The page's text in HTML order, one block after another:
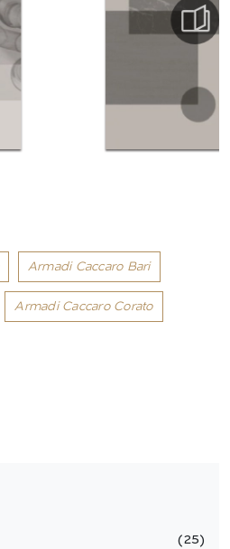
Armadi Caccaro Bari
Armadi Caccaro Corato
25